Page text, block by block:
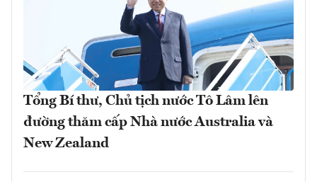
Tổng Bí thư, Chủ tịch nước Tô Lâm lên
đường thăm cấp Nhà nước Australia và
New Zealand